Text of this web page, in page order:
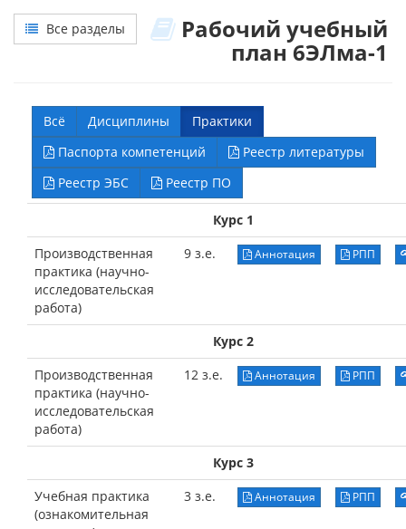
Все разделы Рабочий учебный
план 6ЭЛма-1
Всё Дисциплины
Практики
Паспорта компетенций
Реестр литературы
Реестр ЭБС
Реестр ПО
Курс 1
Производственная
практика (научно-
исследовательская
работа)
9 з.е. Аннотация РПП
Курс 2
Производственная
практика (научно-
исследовательская
работа)
12 з.е. Аннотация РПП
Курс 3
Учебная практика
(ознакомительная
3 з.е. Аннотация РПП